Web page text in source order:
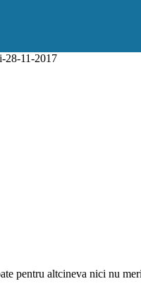
28-11-2017
pentru altcineva nici nu